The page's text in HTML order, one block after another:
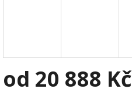
od 20 888 Kč